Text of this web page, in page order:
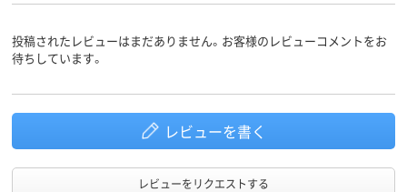
投稿されたレビューはまだありません。お客様のレビューコメントをお
待ちしています。
レビューを書く
レビューをリクエストする